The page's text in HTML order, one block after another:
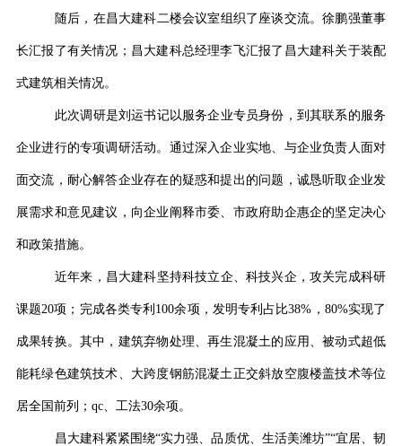
随后，在昌大建科二楼会议室组织了座谈交流。徐鹏强董事
长汇报了有关情况；昌大建科总经理李飞汇报了昌大建科关于装配
式建筑相关情况。
此次调研是刘运书记以服务企业专员身份，到其联系的服务
企业进行的专项调研活动。通过深入企业实地、与企业负责人面对
面交流，耐心解答企业存在的疑惑和提出的问题，诚恳听取企业发
展需求和意见建议，向企业阐释市委、市政府助企惠企的坚定决心
和政策措施。
近年来，昌大建科坚持科技立企、科技兴企，攻关完成科研
课题20项；完成各类专利100余项，发明专利占比38%，80%实现了
成果转换。其中，建筑弃物处理、再生混凝土的应用、被动式超低
能耗绿色建筑技术、大跨度钢筋混凝土正交斜放空腹楼盖技术等位
居全国前列；qc、工法30余项。
昌大建科紧紧围绕“实力强、品质优、生活美潍坊”“宜居、韧